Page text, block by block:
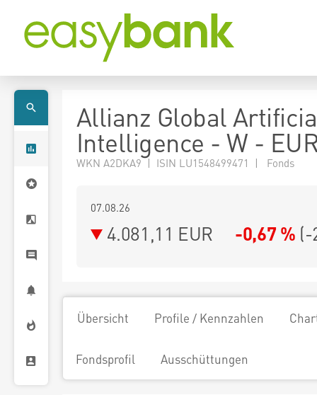
Allianz Global
Intelligence - W -
WKN A2DKA9 | ISIN LU1548499471 | Fonds
07.08.26
4.081,11 EUR -0,67 % (-
Übersicht Profile / Kennzahlen
Fondsprofil Ausschüttungen